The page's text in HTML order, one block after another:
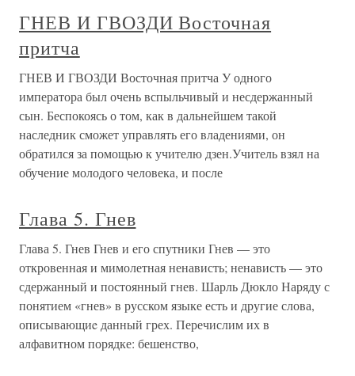
ГНЕВ И ГВОЗДИ Восточная
притча
ГНЕВ И ГВОЗДИ Восточная притча У одного
императора был очень вспыльчивый и несдержанный
сын. Беспокоясь о том, как в дальнейшем такой
наследник сможет управлять его владениями, он
обратился за помощью к учителю дзен.Учитель взял на
обучение молодого человека, и после
Глава 5. Гнев
Глава 5. Гнев Гнев и его спутники Гнев — это
откровенная и мимолетная ненависть; ненависть — это
сдержанный и постоянный гнев. Шарль Дюкло Наряду с
понятием «гнев» в русском языке есть и другие слова,
описывающиe данный грех. Перечислим их в
алфавитном порядке: бешенство,